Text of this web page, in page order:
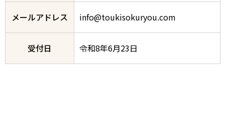
メールアドレス info@toukisokuryou.com
受付日 令和8年6月23日